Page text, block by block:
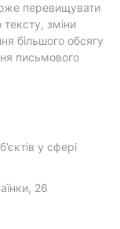
перевищувати
тексту, зміни
більшого обсягу
письмового
у сфері
26